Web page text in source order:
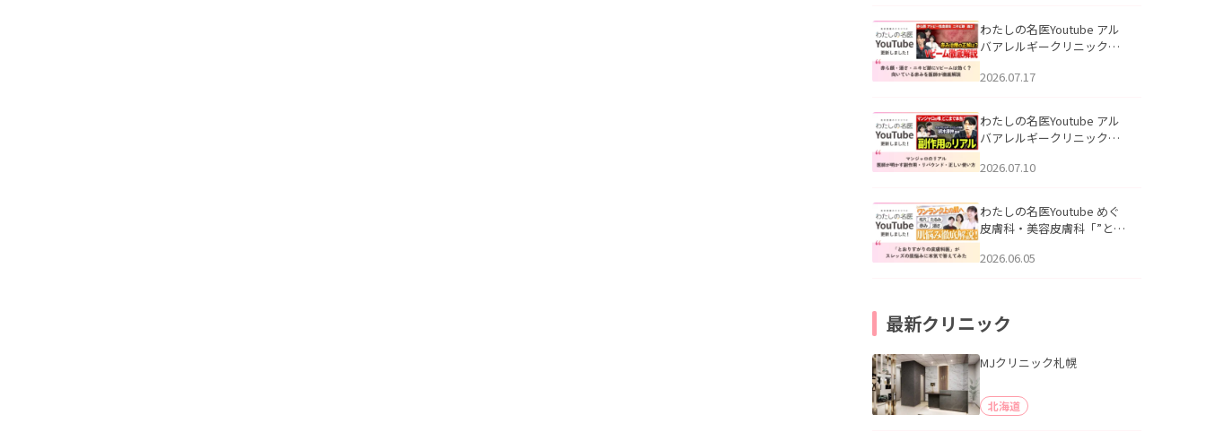
公開いたしました。
わたしの名医Youtube アル
バアレルギークリニック札
跡にVビームは効く？向いて
説」を公開いたしました。
2026.07.17
わたしの名医Youtube アル
バアレルギークリニック札
医師が明かす副作用・リバ
公開いたしました。
2026.07.10
わたしの名医Youtube めぐ
皮膚科・美容皮膚科「”とお
ッズの肌悩みに本気で答え
2026.06.05
最新クリニック
MJクリニック札幌
北海道